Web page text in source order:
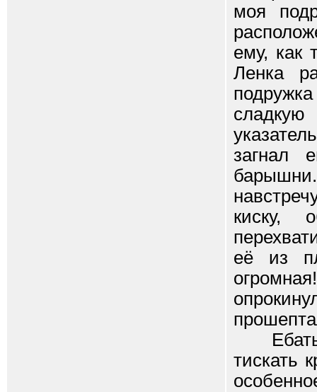
моя
ему, как
Ленка
загнал
киску,
её из
Ебать
тискать